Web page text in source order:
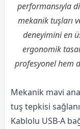
performansıyla
mekanik tuşları
deneyimini en
ergonomik
profesyonel hem
Mekanik mavi
tuş tepkisi
Kablolu USB-A